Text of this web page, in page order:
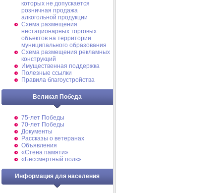
которых не допускается
розничная продажа
алкогольной продукции
Схема размещения
нестационарных торговых
объектов на территории
муниципального образования
Схема размещения рекламных
конструкций
Имущественная поддержка
Полезные ссылки
Правила благоустройства
Великая Победа
75-лет Победы
70-лет Победы
Документы
Рассказы о ветеранах
Объявления
«Стена памяти»
«Бессмертный полк»
Информация для населения